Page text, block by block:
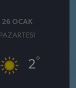
26 OCAK
PAZARTESI
2°